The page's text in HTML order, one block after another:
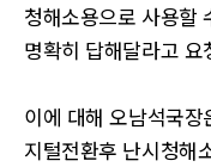
청해소용으로 사용할
명확히 답해달라고 요
이에 대해 오남석국
지털전환후 난시청해